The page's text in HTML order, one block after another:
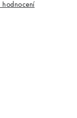
hodnocení